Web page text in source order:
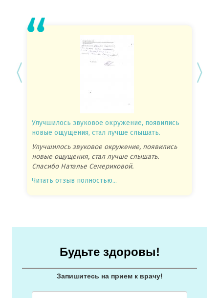
Улучшилось звуковое окружение, появились
новые ощущения, стал лучше слышать.
Улучшилось звуковое окружение, появились
новые ощущения, стал лучше слышать.
Спасибо Наталье Семериковой.
Читать отзыв полностью...
Будьте здоровы!
Запишитесь на прием к врачу!